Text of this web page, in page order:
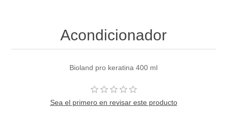
Acondicionador
Bioland pro keratina 400 ml
Sea el primero en revisar este producto